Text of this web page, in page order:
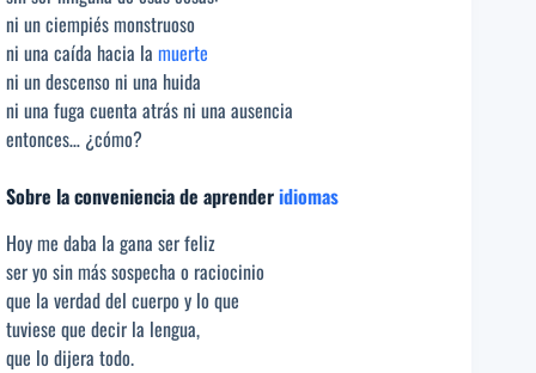
ni un ciempiés monstruoso
ni una caída hacia la muerte
ni un descenso ni una huida
ni una fuga cuenta atrás ni una ausencia
entonces… ¿cómo?
Sobre la conveniencia de aprenderidiomas
Hoy me daba la gana ser feliz
ser yo sin más sospecha o raciocinio
que la verdad del cuerpo y lo que
tuviese que decir la lengua,
que lo dijera todo.